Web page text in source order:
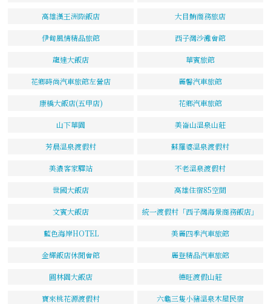
高雄漢王洲際飯店 大目鮪商務旅店
伊甸風情精品旅館 西子灣沙灘會館
龍達大飯店 華賓旅館
花鄉時尚汽車旅館左營店 麗馨汽車旅館
康橋大飯店(五甲店) 花鄉汽車旅館
山下華園 美崙山溫泉山莊
芳晨溫泉渡假村 蘇羅婆溫泉渡假村
美濃客家驛站 不老溫泉渡假村
世國大飯店 高雄住宿85空間
文賓大飯店 統一渡假村「西子灣海景商務飯店」
藍色海岸HOTEL 美麗四季汽車旅館
金輝飯店休閒會館 麗登精品汽車旅館
圓林園大飯店 德旺渡假山莊
寶來桃花源渡假村 六龜三隻小豬溫泉木屋民宿